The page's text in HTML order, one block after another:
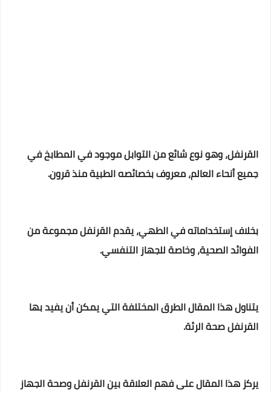
القرنفل، وهو نوع شائع من التوابل موجود في المطابخ في
جميع أنحاء العالم، معروف بخصائصه الطبية منذ قرون.
بخلاف إستخداماته في الطهي، يقدم القرنفل مجموعة من
الفوائد الصحية، وخاصة للجهاز التنفسي.
يتناول هذا المقال الطرق المختلفة التي يمكن أن يفيد بها
القرنفل صحة الرئة.
يركز هذا المقال على فهم العلاقة بين القرنفل وصحة الجهاز